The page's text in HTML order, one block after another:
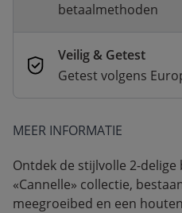
betaalmethoden
Veilig & Getest
Getest volgens
MEER INFORMATIE
Ontdek de stijlvolle 2-
«Cannelle» collectie,
meegroeibed en een